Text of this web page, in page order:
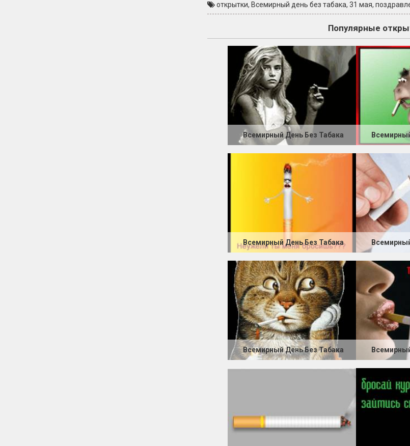
открытки, Всемирный день без табака, 31 мая,
Популярные
Всемирный День Без Табака
Всемирный День Без Табака
Всемирный День Без Табака